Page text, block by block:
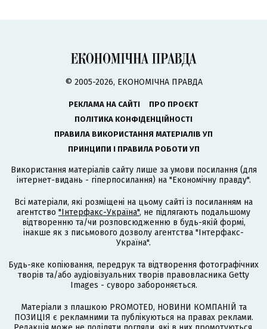
© 2005-2026, ЕКОНОМІЧНА ПРАВДА
РЕКЛАМА НА САЙТІ
ПРО ПРОЄКТ
ПОЛІТИКА КОНФІДЕНЦІЙНОСТІ
ПРАВИЛА ВИКОРИСТАННЯ МАТЕРІАЛІВ УП
ПРИНЦИПИ І ПРАВИЛА РОБОТИ УП
Використання матеріалів сайту лише за умови посилання (для
інтернет-видань - гіперпосилання) на "Економічну правду".
Всі матеріали, які розміщені на цьому сайті із посиланням на
агентство "Інтерфакс-Україна", не підлягають подальшому
відтворенню та/чи розповсюдженню в будь-якій формі,
інакше як з письмового дозволу агентства "Інтерфакс-
Україна".
Будь-яке копіювання, передрук та відтворення фотографічних
творів та/або аудіовізуальних творів правовласника Getty
Images - суворо забороняється.
Матеріали з плашкою PROMOTED, НОВИНИ КОМПАНІЙ та
ПОЗИЦІЯ є рекламними та публікуються на правах реклами.